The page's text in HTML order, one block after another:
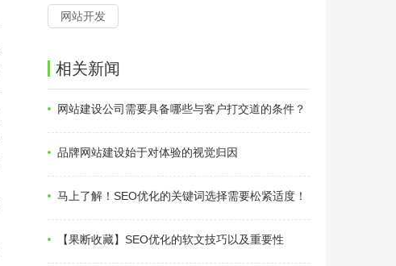
网站开发
相关新闻
网站建设公司需要具备哪些与客户打交道的条件？
品牌网站建设始于对体验的视觉归因
马上了解！SEO优化的关键词选择需要松紧适度！
【果断收藏】SEO优化的软文技巧以及重要性